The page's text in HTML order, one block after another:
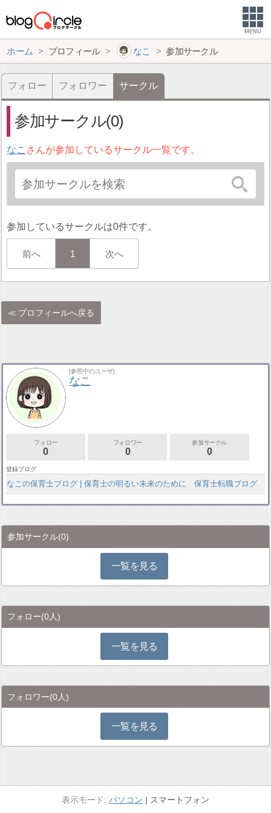
MENU
ホーム プロフィール なこ 参加サークル
フォロー フォロワー サークル
参加サークル(0)
なこ さんが参加しているサークル一覧です。
参加しているサークルは0件です。
前へ 1 次へ
プロフィールへ戻る
[参照中のユーザ]
なこ
フォロー
0
フォロワー
0
参加サークル
0
登録ブログ
なこの保育士ブログ | 保育士の明るい未来のために 保育士転職ブログ
参加サークル(0)
一覧を見る
フォロー(0人)
一覧を見る
フォロワー(0人)
一覧を見る
パソコン スマートフォン